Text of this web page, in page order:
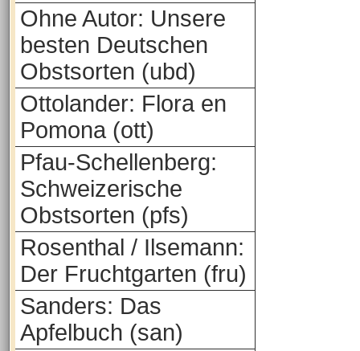
Ohne Autor: Unsere
besten Deutschen
Obstsorten (ubd)
Ottolander: Flora en
Pomona (ott)
Pfau-Schellenberg:
Schweizerische
Obstsorten (pfs)
Rosenthal / Ilsemann:
Der Fruchtgarten (fru)
Sanders: Das
Apfelbuch (san)